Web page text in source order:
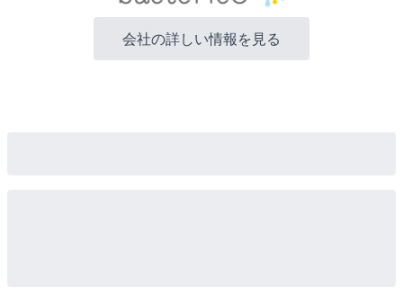
会社の詳しい情報を見る